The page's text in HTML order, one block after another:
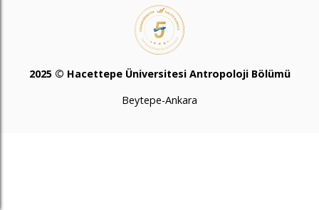
2025 © Hacettepe Üniversitesi Antropoloji Bölümü
Beytepe-Ankara